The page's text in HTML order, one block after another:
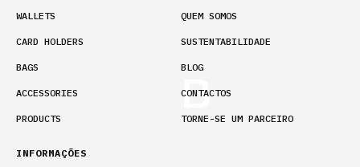
WALLETS
CARD HOLDERS
BAGS
ACCESSORIES
PRODUCTS
QUEM SOMOS
SUSTENTABILIDADE
BLOG
CONTACTOS
TORNE-SE UM PARCEIRO
INFORMAÇÕES